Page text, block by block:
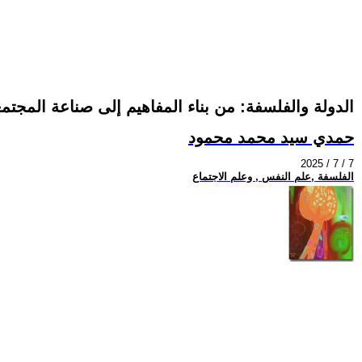
الدولة والفلسفة: من بناء المفاهيم إلى صناعة
حمدي سيد محمد محمود
2025 / 7 / 7
الفلسفة ,علم النفس , وعلم الاجتماع